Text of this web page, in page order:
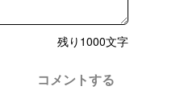
残り 1000文字
コメントする